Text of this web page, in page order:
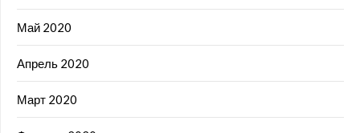
Май 2020
Апрель 2020
Март 2020